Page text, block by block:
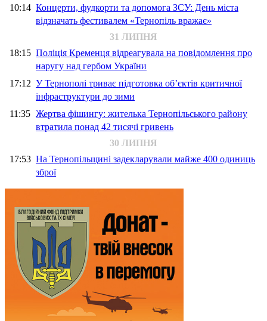
10:14 Концерти, фудкорти та допомога ЗСУ: День міста
відзначать фестивалем «Тернопіль вражає»
31 ЛИПНЯ
18:15 Поліція Кременця відреагувала на повідомлення про
наругу над гербом України
17:12 У Тернополі триває підготовка об’єктів критичної
інфраструктури до зими
11:35 Жертва фішингу: жителька Тернопільського району
втратила понад 42 тисячі гривень
30 ЛИПНЯ
17:53 На Тернопільщині задекларували майже 400 одиниць
зброї